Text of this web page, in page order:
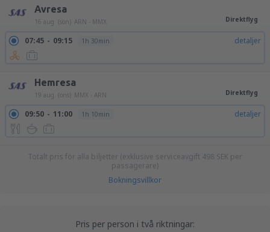
Avresa
16 aug. (sön) ARN - MMX Direktflyg
07:45 09:15 1h 30min detaljer
Hemresa
19 aug. (ons) MMX - ARN Direktflyg
09:50 11:00 1h 10min detaljer
Totalt pris för alla biljetter (exklusive serviceavgift 498 SEK per
passagerare)
Bokningsvillkor
Pris per person i två riktningar: